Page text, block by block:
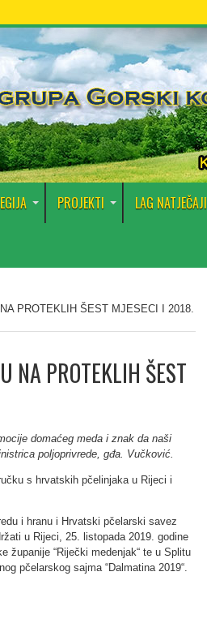
PROJEKTI LAG NATJEČAJI
PROTEKLIH ŠEST MJESECI I 2018.
NA PROTEKLIH ŠEST
domaćeg meda i znak da naši
poljoprivrede, gđa. Vučković.
s hrvatskih pčelinjaka u Rijeci i
i hranu i Hrvatski pčelarski savez
u Rijeci, 25. listopada 2019. godine
županije “Riječki medenjak“ te u Splitu
pčelarskog sajma “Dalmatina 2019“.